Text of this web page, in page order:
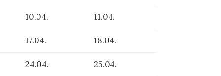
10.04. 11.04.
17.04. 18.04.
24.04. 25.04.